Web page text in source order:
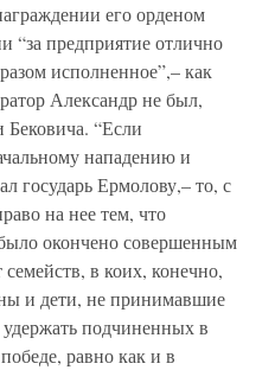
его орденом
“за предприятие отлично
исполненное”,– как
Александр не был,
Бековича. “Если
нападению и
государь Ермолову,– то, с
на нее тем, что
окончено совершенным
в коих, конечно,
и дети, не принимавшие
подчиненных в
равно как и в